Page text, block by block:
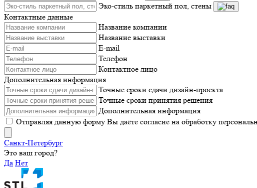
Эко-стиль паркетный пол, стены
Контактные данные
Название компании
Название выставки
E-mail
Телефон
Контактное лицо
Дополнительная информация
Точные сроки сдачи дизайн-проекта
Точные сроки принятия решения
Дополнительная информация
Отправляя данную форму Вы даёте согласие на обработку
Санкт-Петербург
Это ваш город?
Да Нет